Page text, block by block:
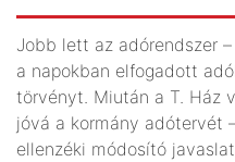
Jobb lett az adórendszer
a napokban elfogadott
törvényt. Miután a T. Ház
jóvá a kormány adótervét
ellenzéki módosító